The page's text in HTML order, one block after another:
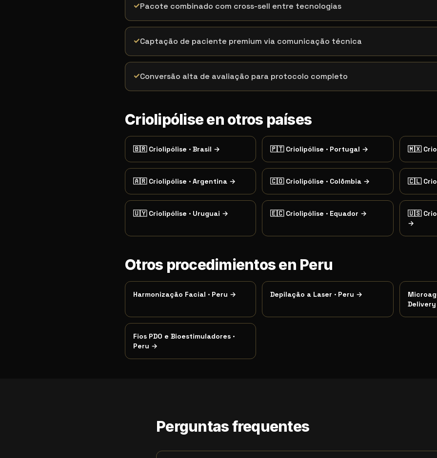
✓Pacote combinado com cross-sell entre tecnologias
✓Captação de paciente premium via comunicação técnica
✓Conversão alta de avaliação para protocolo completo
Criolipólise en otros países
🇧🇷 Criolipólise · Brasil → 🇵🇹 Criolipólise · Portugal → 🇲🇽
🇦🇷 Criolipólise · Argentina → 🇨🇴 Criolipólise · Colômbia → 🇨🇱
🇺🇾 Criolipólise · Uruguai → 🇪🇨 Criolipólise · Equador → 🇺🇸
→
Otros procedimientos en Peru
Harmonização Facial · Peru → Depilação a Laser · Peru →
Delivery
Fios PDO e Bioestimuladores ·
Peru →
Perguntas frequentes